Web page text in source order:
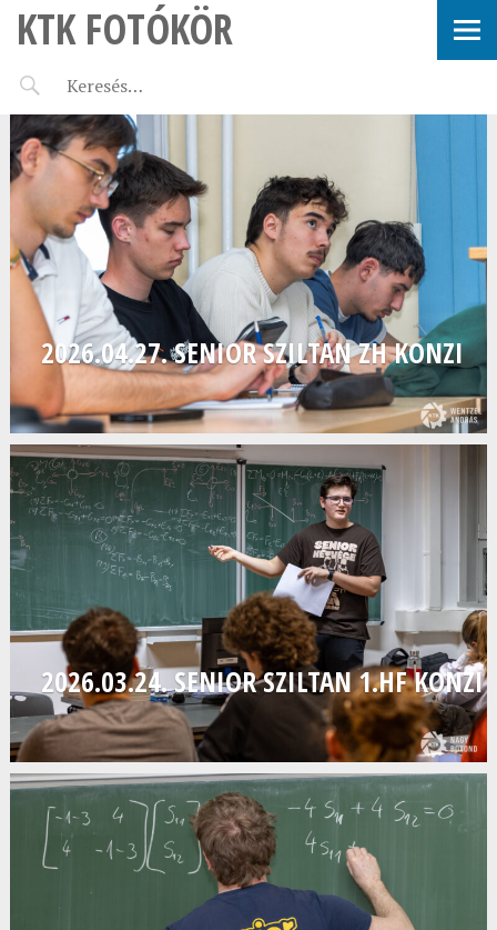
KTK FOTÓKÖR
2026.04.27. SENIOR SZILTAN ZH KONZI
2026.03.24. SENIOR SZILTAN 1.HF KONZI